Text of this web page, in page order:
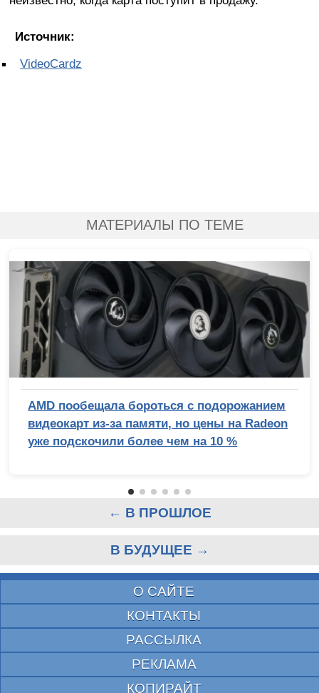
Источник:
VideoCardz
МАТЕРИАЛЫ ПО ТЕМЕ
AMD пообещала бороться с подорожанием
видеокарт из-за памяти, но цены на Radeon
уже подскочили более чем на 10 %
← В ПРОШЛОЕ
В БУДУЩЕЕ →
О САЙТЕ
КОНТАКТЫ
РАССЫЛКА
РЕКЛАМА
КОПИРАЙТ